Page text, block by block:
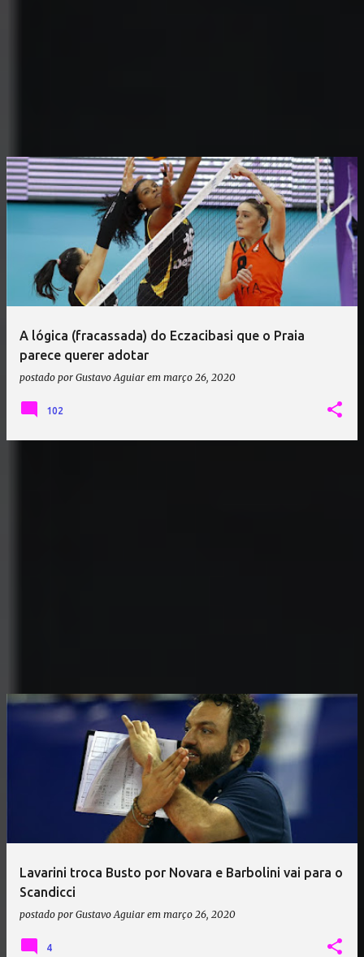
A lógica (fracassada) do Eczacibasi que o Praia
parece querer adotar
postado por Gustavo Aguiar em março 26, 2020
102
Lavarini troca Busto por Novara e Barbolini vai para o
Scandicci
postado por Gustavo Aguiar em março 26, 2020
4